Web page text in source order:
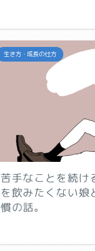
生き方・成長の仕方
苦手なことを続け
を飲みたくない娘
慣の話。